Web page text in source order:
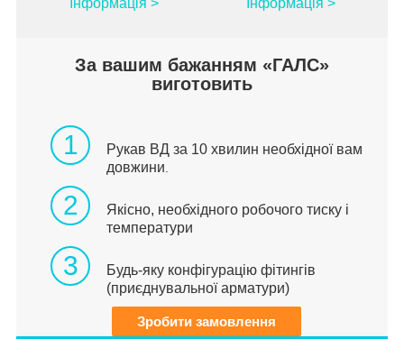
Інформація > Інформація >
За вашим бажанням «ГАЛС»
виготовить
1
Рукав ВД за 10 хвилин необхідної вам
довжини
2
Якісно, необхідного робочого тиску і
температури
3
Будь-яку конфігурацію фітингів
(приєднувальної арматури)
Зробити замовлення